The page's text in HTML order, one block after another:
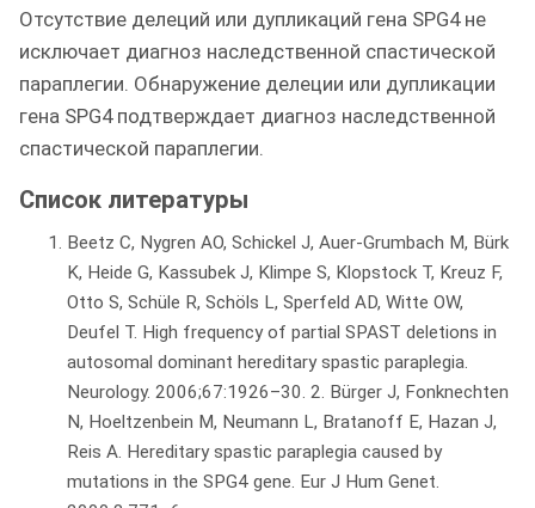
Отсутствие делеций или дупликаций гена SPG4 не
исключает диагноз наследственной спастической
параплегии. Обнаружение делеции или дупликации
гена SPG4 подтверждает диагноз наследственной
спастической параплегии.
Список литературы
Beetz C, Nygren AO, Schickel J, Auer-Grumbach M, Bürk
K, Heide G, Kassubek J, Klimpe S, Klopstock T, Kreuz F,
Otto S, Schüle R, Schöls L, Sperfeld AD, Witte OW,
Deufel T. High frequency of partial SPAST deletions in
autosomal dominant hereditary spastic paraplegia.
Neurology. 2006;67:1926–30. 2. Bürger J, Fonknechten
N, Hoeltzenbein M, Neumann L, Bratanoff E, Hazan J,
Reis A. Hereditary spastic paraplegia caused by
mutations in the SPG4 gene. Eur J Hum Genet.